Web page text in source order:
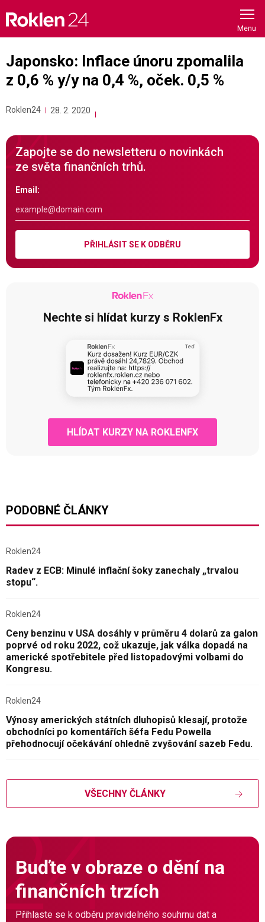
content
Japonsko: Inflace únoru zpomalila
z 0,6 % y/y na 0,4 %, oček. 0,5 %
Roklen24 28. 2. 2020
Zapojte se do newsletteru o novinkách
ze světa finančních trhů.
Email:
PŘIHLÁSIT SE K ODBĚRU
Nechte si hlídat kurzy s RoklenFx
HLÍDAT KURZY NA ROKLENFX
PODOBNÉ ČLÁNKY
Roklen24
Radev z ECB: Minulé inflační šoky zanechaly „trvalou
stopu“.
Roklen24
Ceny benzinu v USA dosáhly v průměru 4 dolarů za galon
poprvé od roku 2022, což ukazuje, jak válka dopadá na
americké spotřebitele před listopadovými volbami do
Kongresu.
Roklen24
Výnosy amerických státních dluhopisů klesají, protože
obchodníci po komentářích šéfa Fedu Powella
přehodnocují očekávání ohledně zvyšování sazeb Fedu.
VŠECHNY ČLÁNKY
Buďte v obraze o dění na
finančních trzích
Přihlaste se k odběru pravidelného souhrnu dat a